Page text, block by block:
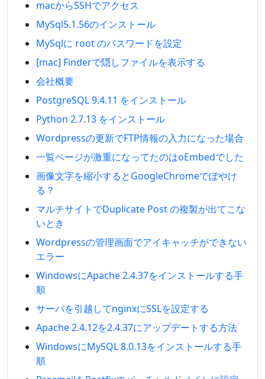
macからSSHでアクセス
MySql5.1.56のインストール
MySqlに root のパスワードを設定
[mac] Finderで隠しファイルを表示する
会社概要
PostgreSQL 9.4.11 をインストール
Python 2.7.13 をインストール
Wordpressの更新でFTP情報の入力になった場合
一覧ページが激重になってたのはoEmbedでした
画像文字を縮小するとGoogleChromeでぼやけ
る？
マルチサイトでDuplicate Post の複製が出てこな
いとき
Wordpressの管理画面でアイキャッチができない
エラー
WindowsにApache 2.4.37をインストールする手
順
サーバを引越してnginxにSSLを設定する
Apache 2.4.12を2.4.37にアップデートする方法
WindowsにMySQL 8.0.13をインストールする手
順